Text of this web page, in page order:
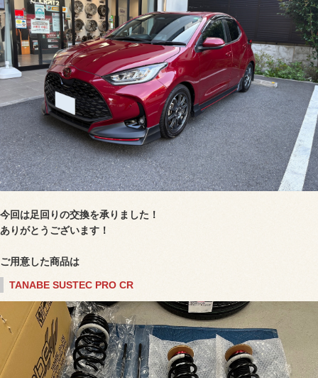
今回は足回りの交換を承りました！
ありがとうございます！
ご用意した商品は
TANABE SUSTEC PRO CR